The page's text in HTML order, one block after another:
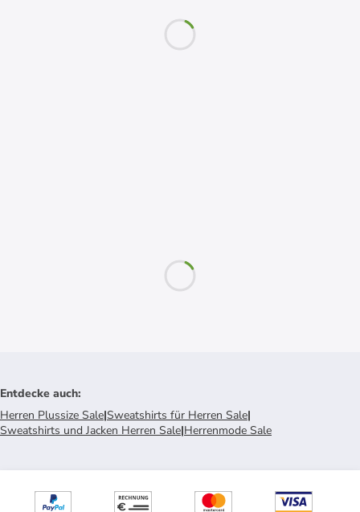
Entdecke auch:
Herren Plussize Sale|Sweatshirts für Herren Sale|
Sweatshirts und Jacken Herren Sale|Herrenmode Sale